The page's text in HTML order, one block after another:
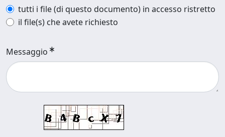
tutti i file (di questo documento) in accesso ristretto
il file(s) che avete richiesto
Messaggio